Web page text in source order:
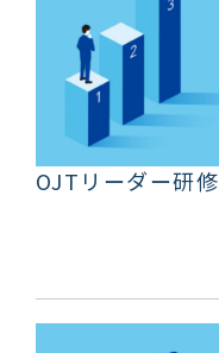
OJTリーダー研修